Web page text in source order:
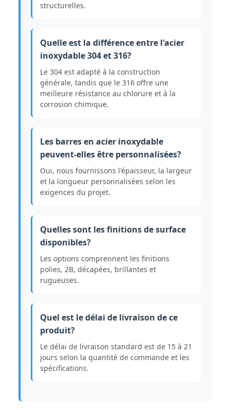
structurelles.
Quelle est la différence entre l'acier
inoxydable 304 et 316?
Le 304 est adapté à la construction
générale, tandis que le 316 offre une
meilleure résistance au chlorure et à la
corrosion chimique.
Les barres en acier inoxydable
peuvent-elles être personnalisées?
Oui, nous fournissons l'épaisseur, la largeur
et la longueur personnalisées selon les
exigences du projet.
Quelles sont les finitions de surface
disponibles?
Les options comprennent les finitions
polies, 2B, décapées, brillantes et
rugueuses.
Quel est le délai de livraison de ce
produit?
Le délai de livraison standard est de 15 à 21
jours selon la quantité de commande et les
spécifications.